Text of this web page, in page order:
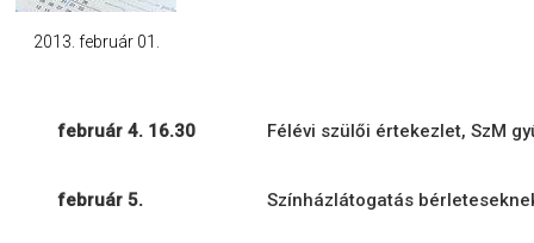
február 4. 16.30 Félévi szülői értekezlet, SzM
február 5. Színházlátogatás
2013. február 01.